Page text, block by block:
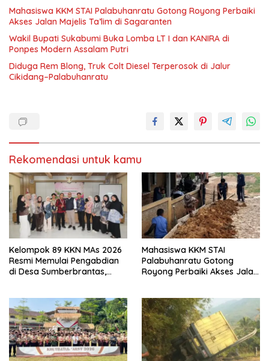
Mahasiswa KKM STAI Palabuhanratu Gotong Royong Perbaiki
Akses Jalan Majelis Ta’lim di Sagaranten
Wakil Bupati Sukabumi Buka Lomba LT I dan KANIRA di
Ponpes Modern Assalam Putri
Diduga Rem Blong, Truk Colt Diesel Terperosok di Jalur
Cikidang–Palabuhanratu
Rekomendasi untuk kamu
Kelompok 89 KKN MAs 2026
Resmi Memulai Pengabdian
di Desa Sumberbrantas,
Mahasiswa KKM STAI
Palabuhanratu Gotong
Royong Perbaiki Akses Jalan